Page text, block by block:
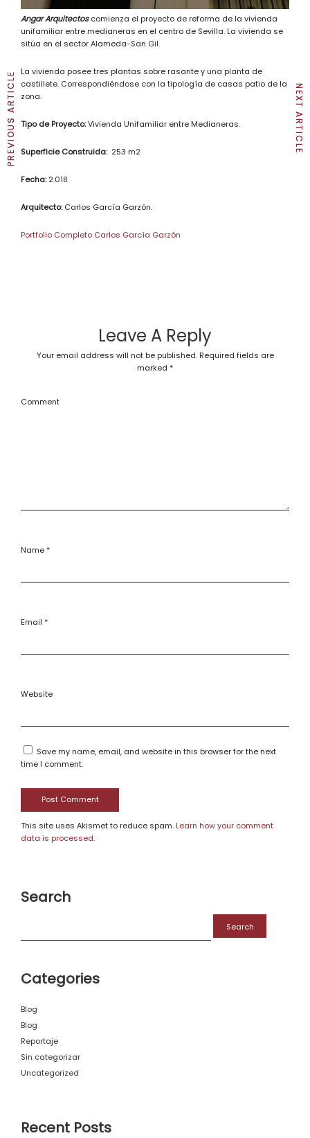
PREVIOUS ARTICLE NEXT ARTICLE
Angar Arquitectoscomienza el proyecto de reforma de la vivienda
unifamiliar entre medianeras en el centro de Sevilla. La vivienda se
sitúa en el sector Alameda-San Gil.
La vivienda posee tres plantas sobre rasante y una planta de
castillete. Correspondiéndose con la tipología de casas patio de la
zona.
Tipo de Proyecto:Vivienda Unifamiliar entre Medianeras.
Superficie Construida: 253 m2
Fecha:2.018
Arquitecto:Carlos García Garzón.
Portfolio Completo Carlos García Garzón
Leave A Reply
Your email address will not be published. Required fields are
marked *
Comment
Name*
Email *
Website
Save my name, email, and website in this browser for the next
time I comment.
This site uses Akismet to reduce spam. Learn how your comment
data is processed.
PREVIOUS ARTICLE NEXT ARTICLE
Search
Categories
Blog
Blog
Reportaje
Sin categorizar
Uncategorized
Recent Posts